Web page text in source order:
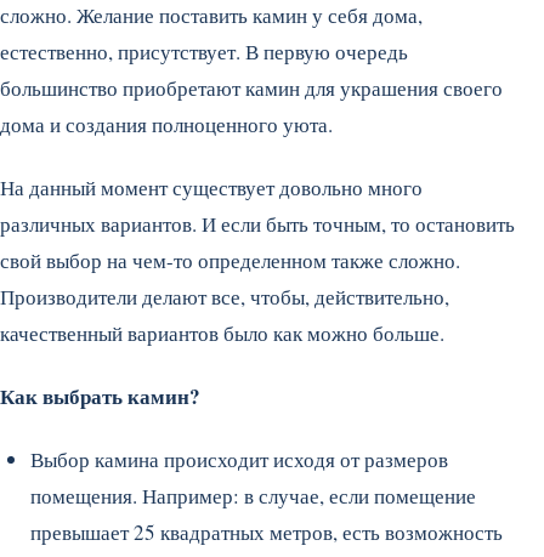
сложно. Желание поставить камин у себя дома,
естественно, присутствует. В первую очередь
большинство приобретают камин для украшения своего
дома и создания полноценного уюта.
На данный момент существует довольно много
различных вариантов. И если быть точным, то остановить
свой выбор на чем-то определенном также сложно.
Производители делают все, чтобы, действительно,
качественный вариантов было как можно больше.
Как выбрать камин?
Выбор камина происходит исходя от размеров
помещения. Например: в случае, если помещение
превышает 25 квадратных метров, есть возможность